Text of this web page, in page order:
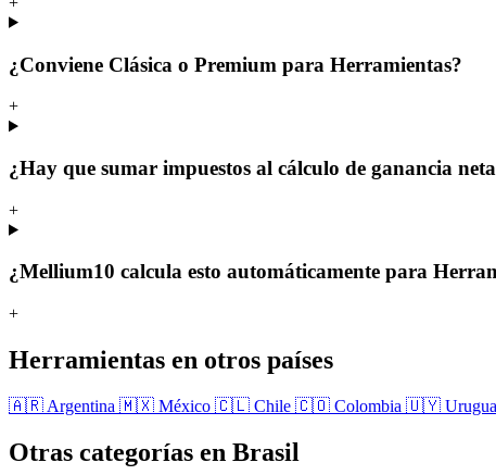
¿Conviene Clásica o Premium para Herramientas?
+
¿Hay que sumar impuestos al cálculo de ganancia
+
¿Mellium10 calcula esto automáticamente para
+
Herramientas en otros países
🇦🇷 Argentina 🇲🇽 México 🇨🇱 Chile 🇨🇴 Colombia 🇺🇾
Otras categorías en Brasil